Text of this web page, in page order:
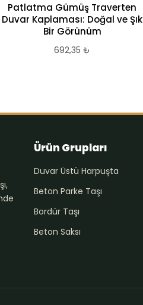
Patlatma Gümüş Traverten
Duvar Kaplaması: Doğal ve Şık
Bir Görünüm
692,35₺
Ürün Grupları
Duvar Üstü Harpuşta
Beton Parke Taşı
Bordür Taşı
Beton Saksı